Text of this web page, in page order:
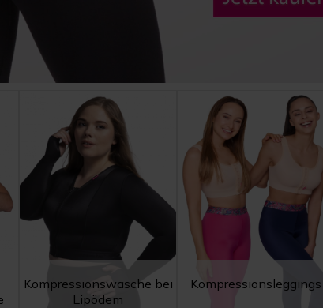
Kompressionswäsche bei
Lipödem
Kompressionsleggings